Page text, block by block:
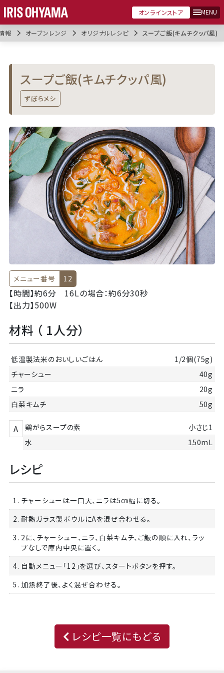
オンラインストア MENU
報 オーブンレンジ オリジナルレシピ スープご飯(キムチクッパ風)
スープご飯(キムチクッパ風)
ずぼらメシ
メニュー番号 12
【時間】約6分 16Lの場合：約6分30秒
【出力】500W
材料 （ 1人分）
低温製法米のおいしいごはん
1/2個(75g)
チャーシュー
40g
ニラ
20g
白菜キムチ
50g
A 鶏がらスープの素
小さじ1
水
150mL
レシピ
1. チャーシューは一口大、ニラは5㎝幅に切る。
2. 耐熱ガラス製ボウルにAを混ぜ合わせる。
3. 2に、チャーシュー、ニラ、白菜キムチ、ご飯の順に入れ、ラッ
プなしで庫内中央に置く。
4. 自動メニュー「12」を選び、スタートボタンを押す。
5. 加熱終了後、よく混ぜ合わせる。
レシピ一覧にもどる